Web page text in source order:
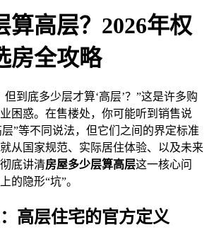
算高层？2026年权
房全攻略
到底多少层才算‘高层’？”这是许多购
困惑。在售楼处，你可能听到销售说
层”等不同说法，但它们之间的界定标准
从国家规范、实际居住体验、以及未来
底讲清房屋多少层算高层这一核心问
的隐形“坑”。
高层住宅的官方定义